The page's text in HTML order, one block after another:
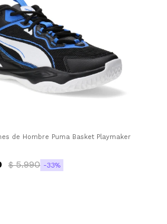
- Negro
de Hombre Puma Basket Playmaker Puma -
$ 5.990 33